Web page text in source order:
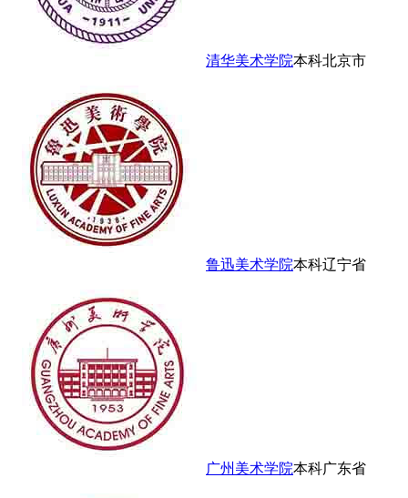
清华美术学院本科北京市
鲁迅美术学院本科辽宁省
广州美术学院本科广东省